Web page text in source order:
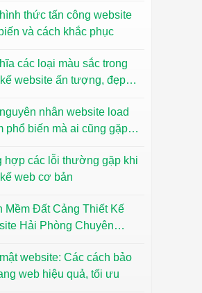
thức tấn công website
và cách khắc phục
các loại màu sắc trong
website ấn tượng, đẹp
nhân website load
phổ biến mà ai cũng gặp
hợp các lỗi thường gặp khi
web cơ bản
Mềm Đất Cảng Thiết Kế
Hải Phòng Chuyên
website: Các cách bảo
web hiệu quả, tối ưu